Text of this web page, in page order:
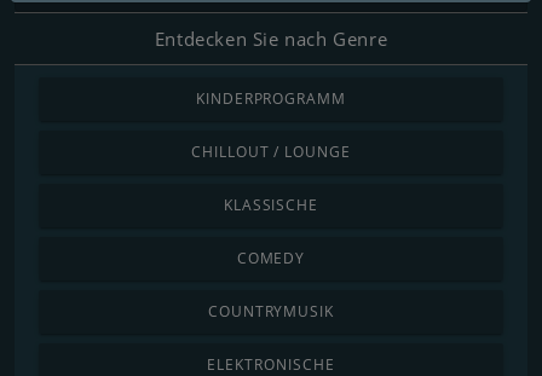
Entdecken Sie nach Genre
KINDERPROGRAMM
CHILLOUT / LOUNGE
KLASSISCHE
COMEDY
COUNTRYMUSIK
ELEKTRONISCHE